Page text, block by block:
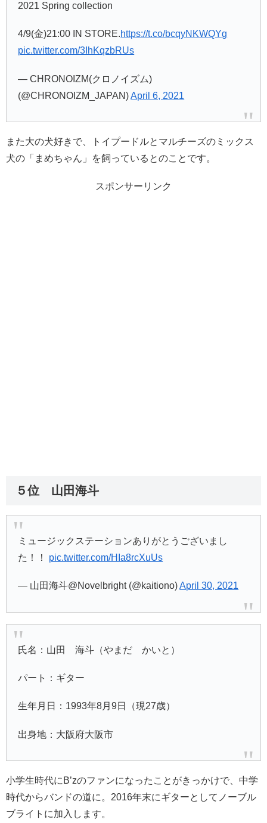
2021 Spring collection
4/9(金)21:00 IN STORE.https://t.co/bcqyNKWQYg
pic.twitter.com/3IhKqzbRUs
— CHRONOIZM(クロノイズム)
(@CHRONOIZM_JAPAN)April 6, 2021
また大の犬好きで、トイプードルとマルチーズのミックス
犬の「まめちゃん」を飼っているとのことです。
スポンサーリンク
５位 山田海斗
ミュージックステーションありがとうございまし
た！！ pic.twitter.com/HIa8rcXuUs
— 山田海斗@Novelbright (@kaitiono)April 30, 2021
氏名：山田 海斗（やまだ かいと）
パート：ギター
生年月日：1993年8月9日（現27歳）
出身地：大阪府大阪市
小学生時代にB’zのファンになったことがきっかけで、中学
時代からバンドの道に。2016年末にギターとしてノーブル
ブライトに加入します。